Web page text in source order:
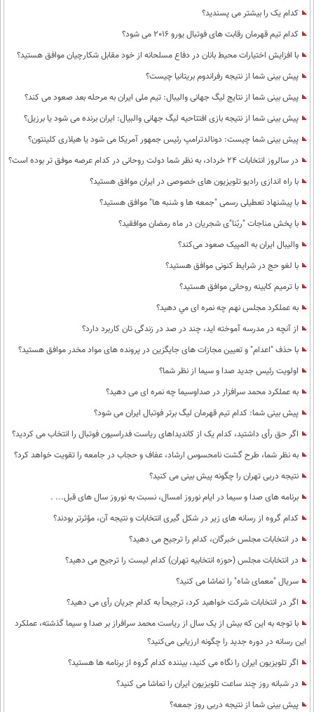
کدام یک را بیشتر می پسندید؟
کدام تیم قهرمان رقابت های فوتبال یورو 2016 می شود؟
با افزایش اختیارات محیط‌ بانان در دفاع مسلحانه از خود مقابل شکارچیان موافق هستید؟
پیش بینی شما از نتیجه رفراندوم بریتانیا چیست؟
پيش بينی شما از نتايج ليگ جهانی واليبال: تيم ملی ايران به مرحله بعد صعود می كند؟
پیش بینی شما از نتیجه بازی افتتاحیه لیگ جهانی والبیال: ایران برنده می شود یا برزیل؟
پیش بینی شما چیست: دونالدترامپ رئیس جمهور آمریکا می شود یا هیلاری کلینتون؟
در سالروز انتخابات 24 خرداد، به نظر شما دولت روحانی در کدام عرصه موفق تر بوده است؟
با راه اندازی رادیو تلویزیون های خصوصی در ایران موافق هستید؟
با پیشنهاد تعطیلی رسمی "جمعه ها و شنبه ها" موافق هستید؟
با پخش مناجات "ربّنا"ی شجریان در ماه رمضان موافقید؟
والیبال ایران به المپیک صعود می‌کند؟
با لغو حج در شرایط کنونی موافق هستید؟
با ترمیم کابینه روحانی موافق هستید؟
به عملكرد مجلس نهم چه نمره ای مي دهيد؟
از آنچه در مدرسه آموخته اید، چند در صد در زندگی تان کاربرد دارد؟
با حذف "اعدام" و تعیین مجازات های جایگزین در پرونده های مواد مخدر موافق هستید؟
اولویت رئیس جدید صدا و سیما از نظر شما؟
به عملکرد محمد سرافزار در صداوسیما چه نمره ای می دهید؟
پیش بینی شما: کدام تیم قهرمان لیگ برتر فوتبال ایران می شود؟
اگر حق رأی داشتید، کدام یک از کاندیداهای ریاست فدراسیون فوتبال را انتخاب می کردید؟
به نظر شما، طرح گشت نامحسوس ارشاد، عفاف و حجاب در جامعه را تقویت خواهد کرد؟
نتیجه دربی تهران را چگونه پیش بینی می کنید؟
برنامه های صدا و سیما در ایام نوروز امسال، نسبت به نوروز سال های قبل... .
کدام گروه از رسانه های زیر در شکل گیری انتخابات و نتیجه آن، مؤثرتر بودند؟
در انتخابات مجلس خبرگان، کدام را ترجیح می دهید؟
در انتخابات مجلس (حوزه انتخابیه تهران) کدام لیست را ترجیح می دهید؟
سریال "معمای شاه" را تماشا می کنید؟
اگر در انتخابات شرکت خواهید کرد، ترجیحاً به کدام جریان رأی می دهید؟
با توجه به این که بیش از یک سال از ریاست محمد سرافراز بر صدا و سیما گذشته، عملکرد
این رسانه در دوره جدید را چگونه ارزیابی می‌کنید؟
اگر تلویزیون ایران را نگاه می کنید، بیننده کدام گروه از برنامه ها هستید؟
در شبانه روز چند ساعت تلویزیون ایران را تماشا می کنید؟
پیش بینی شما از نتیجه دربی روز جمعه؟